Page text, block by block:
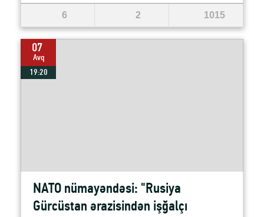
6 2 1015
07
Avq
19:20
NATO nümayəndəsi: "Rusiya
Gürcüstan ərazisindən işğalçı